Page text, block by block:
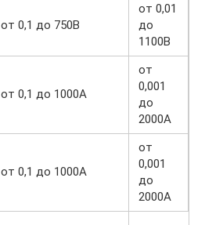
от 0,1 до 750В
от 0,01
до
1100В
от 0,1 до 1000А
от
0,001
до
2000А
от 0,1 до 1000А
от
0,001
до
2000А